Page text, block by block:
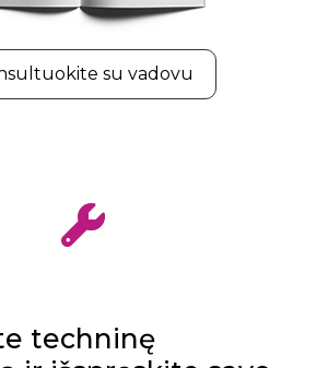
su vadovu
techninę